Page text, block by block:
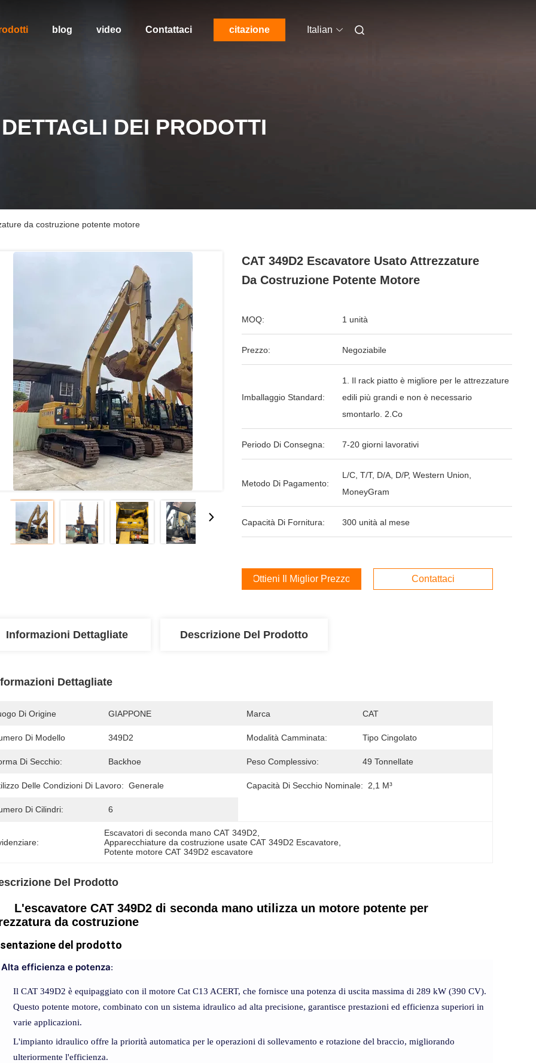
blog video Contattaci citazione Italian
DETTAGLI DEI PRODOTTI
da costruzione potente motore
CAT 349D2 Escavatore Usato Attrezzature
Da Costruzione Potente Motore
MOQ: 1 unità
Prezzo: Negoziabile
Imballaggio Standard:
1. Il rack piatto è migliore per le attrezzature
edili più grandi e non è necessario
smontarlo. 2.Co
Periodo Di Consegna: 7-20 giorni lavorativi
Metodo Di Pagamento:
L/C, T/T, D/A, D/P, Western Union,
MoneyGram
Capacità Di Fornitura: 300 unità al mese
Ottieni Il Miglior Prezzo Contattaci
Informazioni Dettagliate Descrizione Del Prodotto
Dettagliate
Di Origine GIAPPONE Marca CAT
Di Modello 349D2 Modalità Camminata: Tipo Cingolato
Di Secchio: Backhoe Peso Complessivo: 49 Tonnellate
Delle Condizioni Di Lavoro: Generale Capacità Di Secchio Nominale: 2,1 M³
Di Cilindri: 6
Escavatori di seconda mano CAT 349D2
Apparecchiature da costruzione usate CAT 349D2 Escavatore
Potente motore CAT 349D2 escavatore
Del Prodotto
L'escavatore CAT 349D2 di seconda mano utilizza un motore potente per
da costruzione
del prodotto
Alta efficienza e potenza:
Il CAT 349D2 è equipaggiato con il motore Cat C13 ACERT, che fornisce una potenza di uscita massima di 289 kW (390 CV).
Questo potente motore, combinato con un sistema idraulico ad alta precisione, garantisce prestazioni ed efficienza superiori in
varie applicazioni.
L'impianto idraulico offre la priorità automatica per le operazioni di sollevamento e rotazione del braccio, migliorando
ulteriormente l'efficienza.